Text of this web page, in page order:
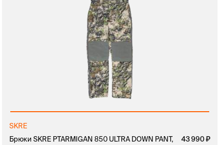
SKRE
Брюки SKRE PTARMIGAN 850 ULTRA DOWN PANT,
43 990